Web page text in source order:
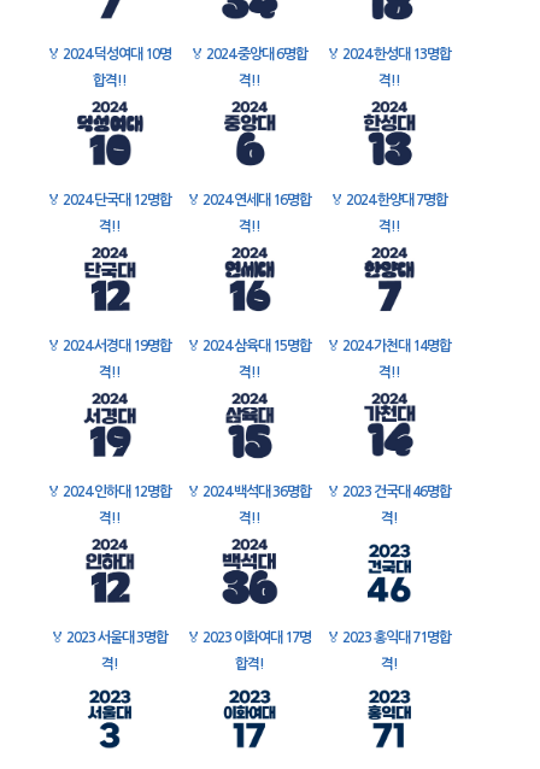
🏅 2024 덕성여대 10명
합격!!
🏅 2024 중앙대 6명합
격!!
🏅 2024 한성대 13명합
격!!
🏅 2024 단국대 12명합
격!!
🏅 2024 연세대 16명합
격!!
🏅 2024 한양대 7명합
격!!
🏅 2024 서경대 19명합
격!!
🏅 2024 삼육대 15명합
격!!
🏅 2024 가천대 14명합
격!!
🏅 2024 인하대 12명합
격!!
🏅 2024 백석대 36명합
격!!
🏅 2023 건국대 46명합
격!
🏅 2023 서울대 3명합
격!
🏅 2023 이화여대 17명
합격!
🏅 2023 홍익대 71명합
격!